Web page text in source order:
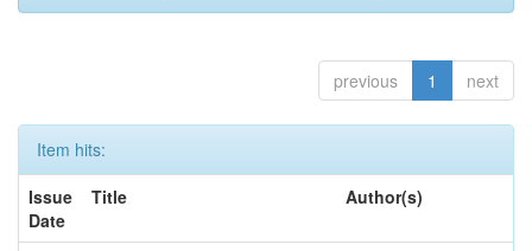
previous 1 next
Item hits:
Issue
Date
Title Author(s)